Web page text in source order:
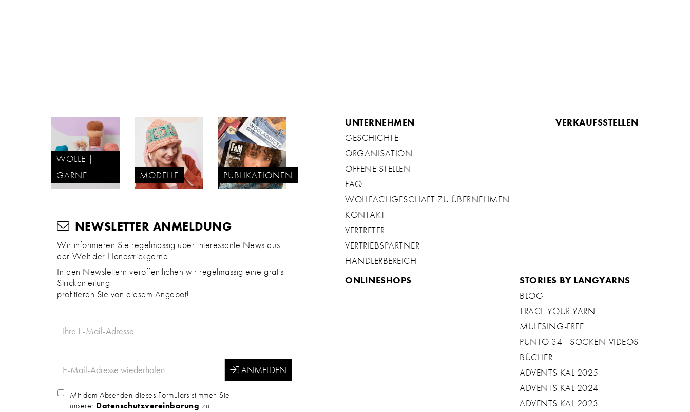
WOLLE |
GARNE
MODELLE PUBLIKATIONEN
NEWSLETTER ANMELDUNG
Wir informieren Sie regelmässig über interessante News aus
der Welt der Handstrickgarne.
In den Newslettern veröffentlichen wir regelmässig eine gratis
Strickanleitung -
profitieren Sie von diesem Angebot!
Mit dem Absenden dieses Formulars stimmen Sie
unserer Datenschutzvereinbarung zu.
UNTERNEHMEN
GESCHICHTE
ORGANISATION
OFFENE STELLEN
FAQ
WOLLFACHGESCHAFT ZU ÜBERNEHMEN
KONTAKT
VERTRETER
VERTRIEBSPARTNER
HÄNDLERBEREICH
VERKAUFSSTELLEN
ONLINESHOPS
STORIES BY LANGYARNS
BLOG
TRACE YOUR YARN
MULESING-FREE
PUNTO 34 - SOCKEN-VIDEOS
BÜCHER
ADVENTS KAL 2025
ADVENTS KAL 2024
ADVENTS KAL 2023